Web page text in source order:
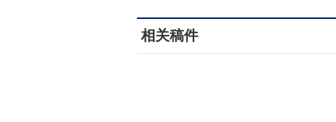
相关稿件